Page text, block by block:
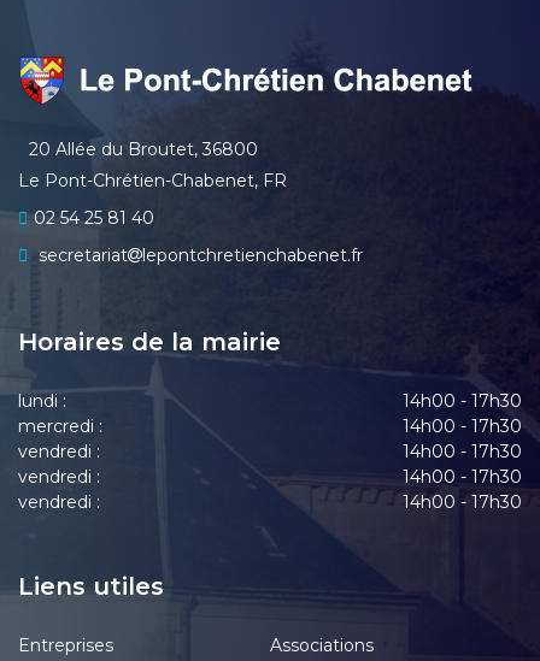
20 Allée du Broutet, 36800
Le Pont-Chrétien-Chabenet, FR
02 54 25 81 40
secretariat
lepontchretienchabenet.fr
Horaires de la mairie
lundi :
14h00 - 17h30
mercredi :
14h00 - 17h30
vendredi :
14h00 - 17h30
vendredi :
14h00 - 17h30
vendredi :
14h00 - 17h30
Liens utiles
Entreprises Associations